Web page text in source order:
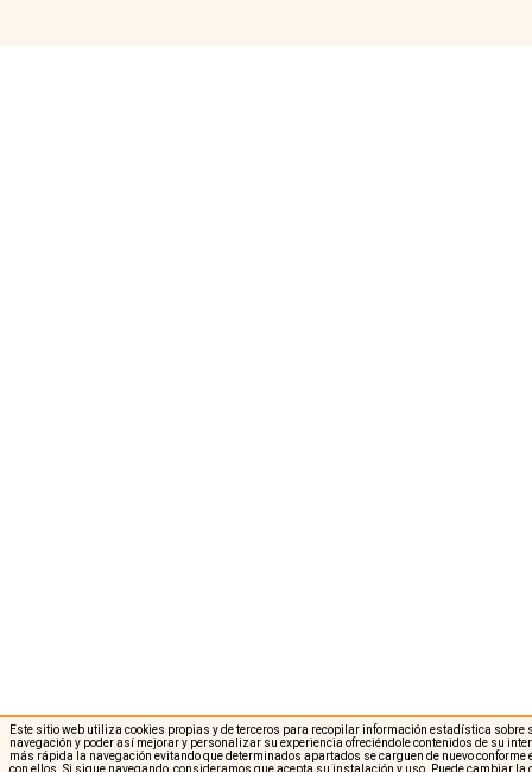
Este sitio web utiliza cookies propias y de terceros para recopilar información estadística sobre
navegación y poder así mejorar y personalizar su experiencia ofreciéndole contenidos de su
más rápida la navegación evitando que determinados apartados se carguen de nuevo
con ellos. Si sigue navegando, consideramos que acepta su instalación y uso. Puede cambiar la